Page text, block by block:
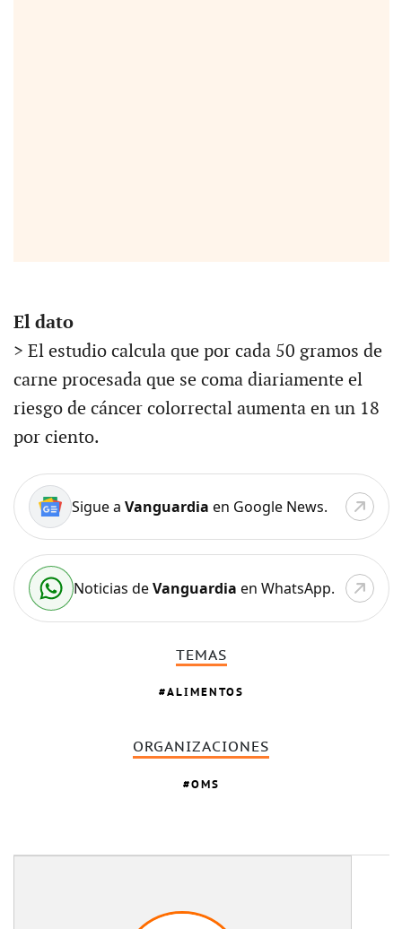
El dato
> El estudio calcula que por cada 50 gramos de
carne procesada que se coma diariamente el
riesgo de cáncer colorrectal aumenta en un 18
por ciento.
Sigue a Vanguardia en Google News.
Noticias deVanguardia en WhatsApp.
TEMAS
ALIMENTOS
ORGANIZACIONES
OMS